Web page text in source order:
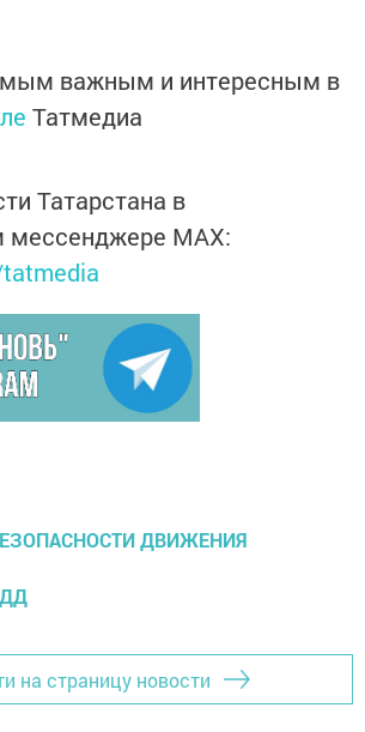
важным и интересным в
Татмедиа
Татарстана в
мессенджере MАХ:
ДВИЖЕНИЯ
на страницу новости